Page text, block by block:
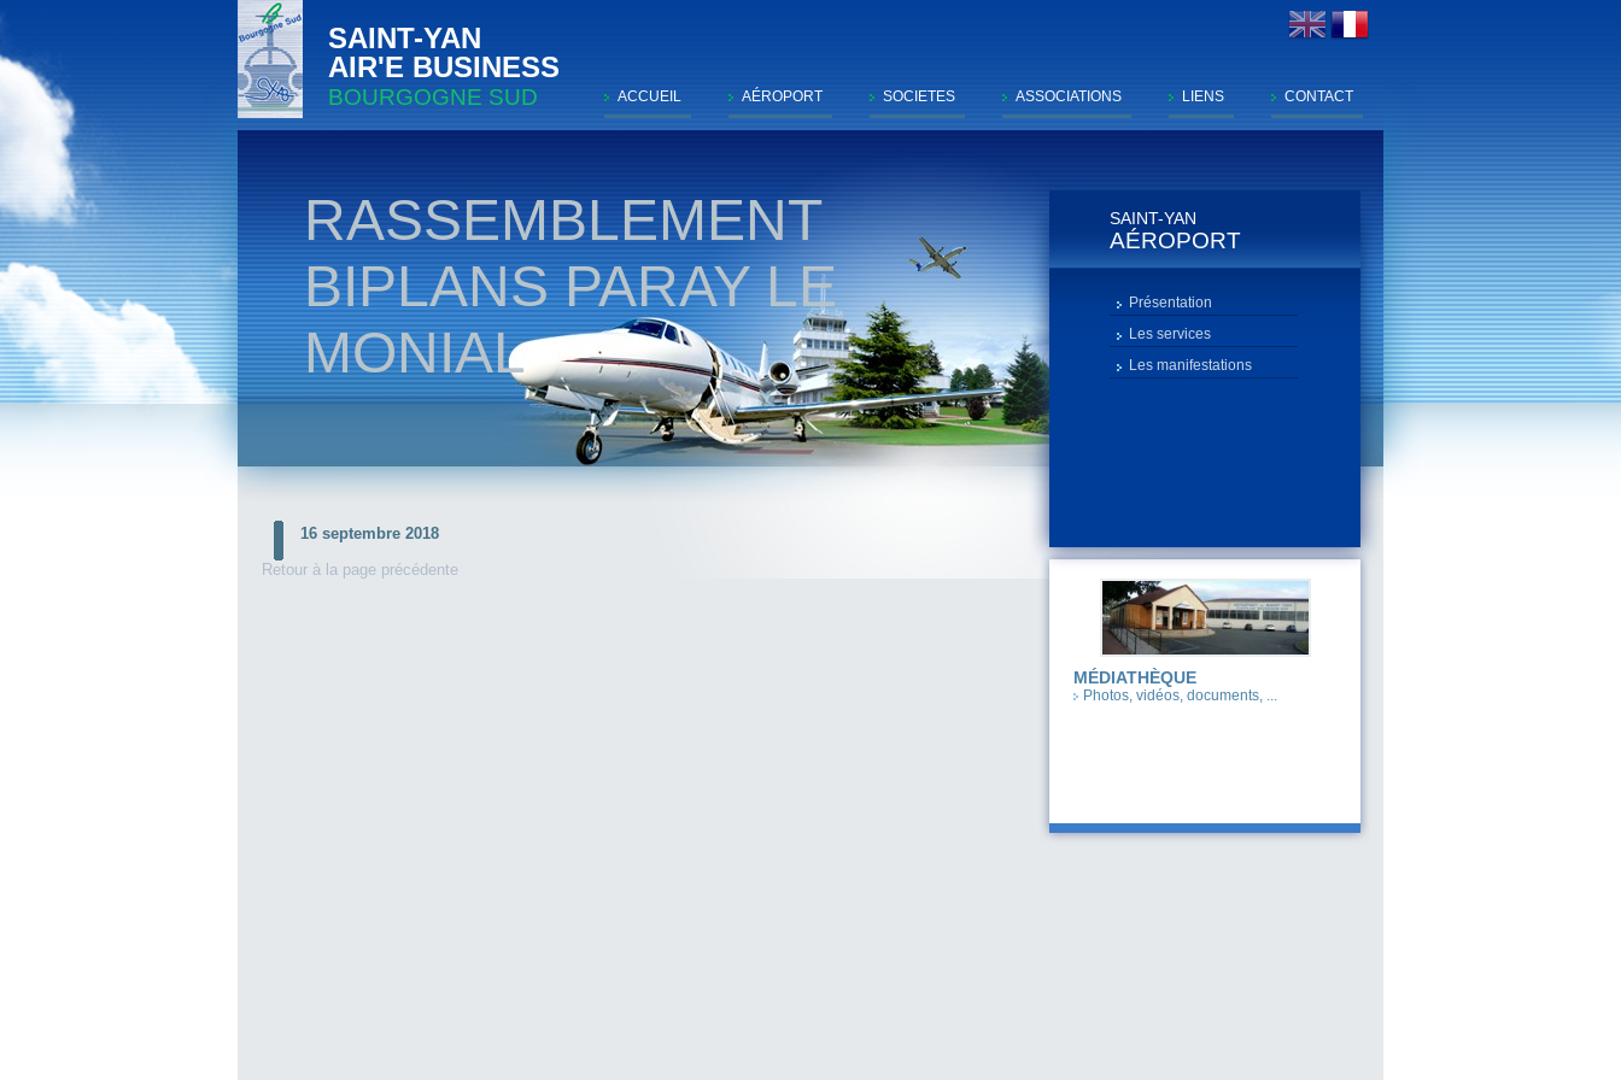
SAINT-YAN
AIR'E BUSINESS
BOURGOGNE SUD ACCUEIL AÉROPORT SOCIETES ASSOCIATIONS LIENS CONTACT
SAINT-YAN
AÉROPORT
Présentation
Les services
Les manifestations
MÉDIATHÈQUE
Photos, vidéos, documents, ...
RASSEMBLEMENT
BIPLANS PARAY LE
MONIAL
16 septembre 2018
Retour à la page précédente